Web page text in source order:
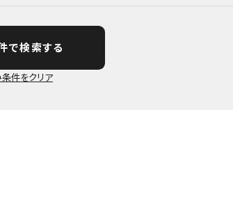
で検索する